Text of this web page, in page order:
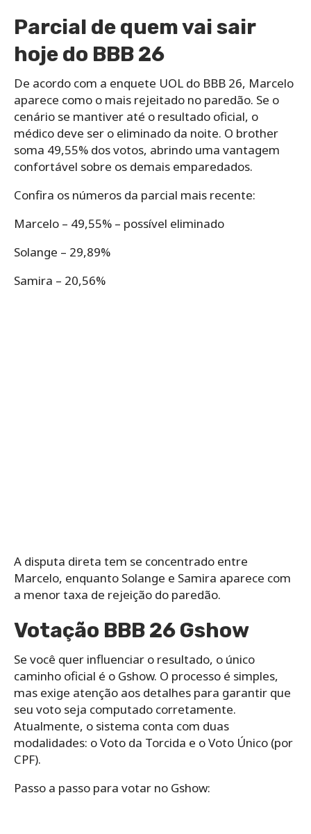
Parcial de quem vai sair
hoje do BBB 26
De acordo com a enquete UOL do BBB 26, Marcelo
aparece como o mais rejeitado no paredão. Se o
cenário se mantiver até o resultado oficial, o
médico deve ser o eliminado da noite. O brother
soma 49,55% dos votos, abrindo uma vantagem
confortável sobre os demais emparedados.
Confira os números da parcial mais recente:
Marcelo – 49,55% – possível eliminado
Solange – 29,89%
Samira – 20,56%
A disputa direta tem se concentrado entre
Marcelo, enquanto Solange e Samira aparece com
a menor taxa de rejeição do paredão.
Votação BBB 26 Gshow
Se você quer influenciar o resultado, o único
caminho oficial é o Gshow. O processo é simples,
mas exige atenção aos detalhes para garantir que
seu voto seja computado corretamente.
Atualmente, o sistema conta com duas
modalidades: o Voto da Torcida e o Voto Único (por
CPF).
Passo a passo para votar no Gshow: